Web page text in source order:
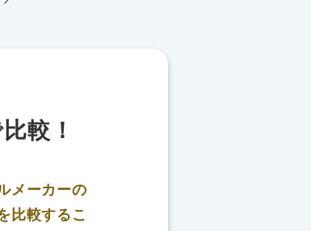
較！
メーカーの
比較するこ